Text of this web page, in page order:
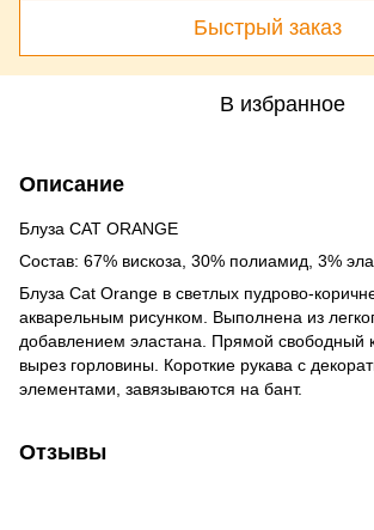
Быстрый заказ
В избранное
Описание
Блуза CAT ORANGE
Состав: 67% вискоза, 30% полиамид, 3%
Блуза Cat Orange в светлых пудрово-
акварельным рисунком. Выполнена из
добавлением эластана. Прямой свободный
вырез горловины. Короткие рукава с
элементами, завязываются на бант.
Отзывы